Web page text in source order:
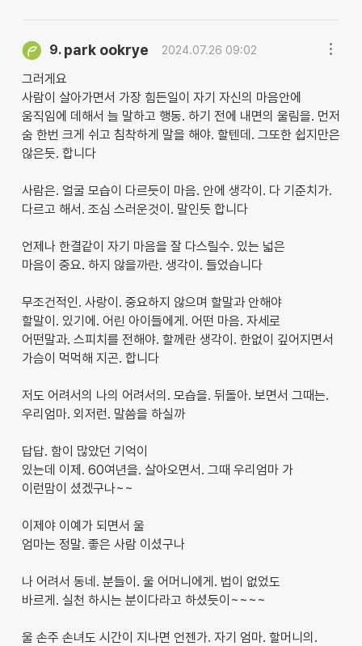
9. park ookrye 2024.07.26 09:02
그러게요
사람이 살아가면서 가장 힘든일이 자기 자신의 마음안에
움직임에 데해서 늘 말하고 행동. 하기 전에 내면의 울림을. 먼저
숨 한번 크게 쉬고 침착하게 말을 해야. 할텐데. 그또한 쉽지만은
않은듯. 합니다
사람은. 얼굴 모습이 다르듯이 마음. 안에 생각이. 다 기준치가.
다르고 해서. 조심 스러운것이. 말인듯 합니다
언제나 한결같이 자기 마음을 잘 다스릴수. 있는 넓은
마음이 중요. 하지 않을까란. 생각이. 들었습니다
무조건적인. 사랑이. 중요하지 않으며 할말과 안해야
할말이. 있기에. 어린 아이들에게. 어떤 마음. 자세로
어떤말과. 스피치를 전해야. 할께란 생각이. 한없이 깊어지면서
가슴이 먹먹해 지곤. 합니다
저도 어려서의 나의 어려서의. 모습을. 뒤돌아. 보면서 그때는.
우리엄마. 외저런. 말씀을 하실까
답답. 함이 많았던 기억이
있는데 이제. 60여년을. 살아오면서. 그때 우리엄마 가
이런맘이 셨겠구나~~
이제야 이예가 되면서 울
엄마는 정말. 좋은 사람 이셨구나
나 어려서 동네. 분들이. 울 어머니에게. 법이 없었도
바르게. 실천 하시는 분이다라고 하셨듯이~~~~
울 손주 손녀도 시간이 지나면 언젠가. 자기 엄마. 할머니의.